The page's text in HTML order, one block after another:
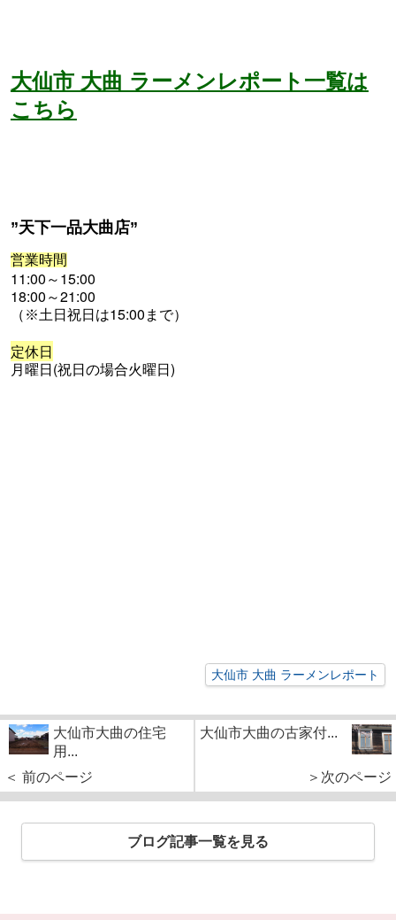
大仙市 大曲 ラーメンレポート一覧は
こちら
”天下一品大曲店”
営業時間
11:00～15:00
18:00～21:00
（※土日祝日は15:00まで）
定休日
月曜日(祝日の場合火曜日)
大仙市 大曲 ラーメンレポート
大仙市大曲の住宅
用...
＜ 前のページ
大仙市大曲の古家付...
＞次のページ
ブログ記事一覧を見る